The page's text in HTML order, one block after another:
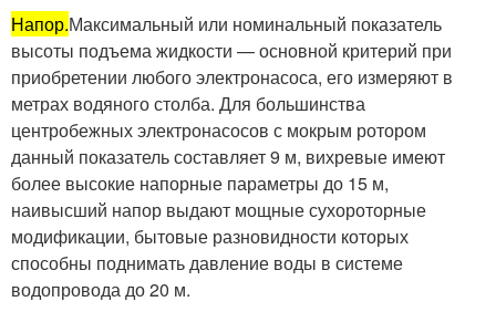
Напор.Максимальный или номинальный показатель
высоты подъема жидкости — основной критерий при
приобретении любого электронасоса, его измеряют в
метрах водяного столба. Для большинства
центробежных электронасосов с мокрым ротором
данный показатель составляет 9 м, вихревые имеют
более высокие напорные параметры до 15 м,
наивысший напор выдают мощные сухороторные
модификации, бытовые разновидности которых
способны поднимать давление воды в системе
водопровода до 20 м.